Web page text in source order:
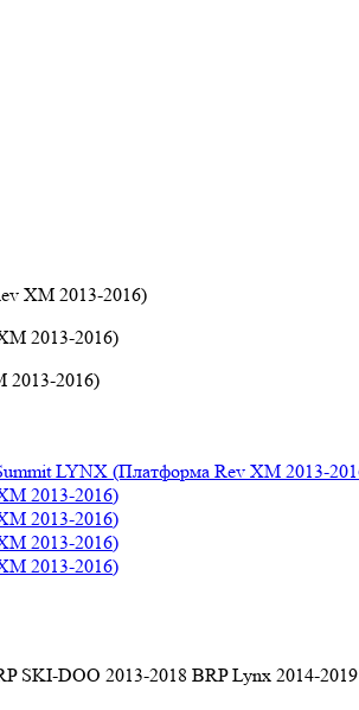
XM 2013-2016)
2013-2016)
SKI-DOO 2013-2018 BRP Lynx 2014-2019